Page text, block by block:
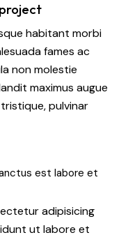
habitant morbi
fames ac
non molestie
maximus augue
pulvinar
est labore et
adipisicing
ut labore et